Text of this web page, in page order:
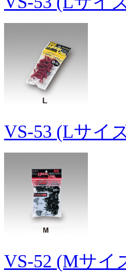
VS-53 (Lサイ
VS-52 (Mサイ